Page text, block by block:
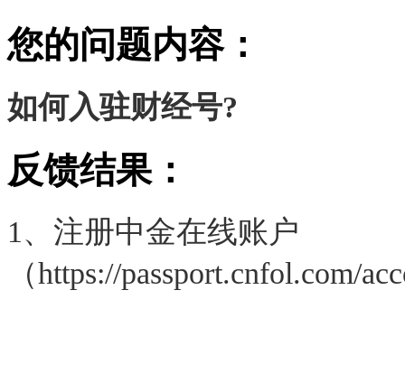
您的问题内容：
如何入驻财经号?
反馈结果：
1、 注册中金在线账户
（https://passport.cnfol.com/